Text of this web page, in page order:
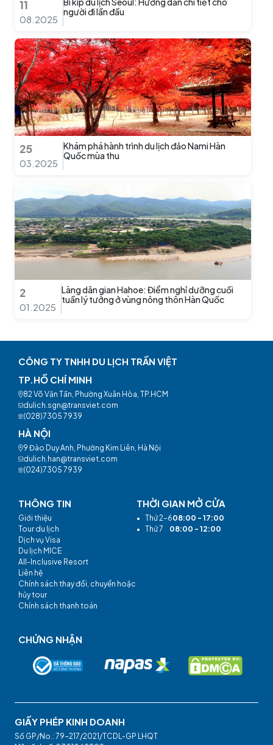
11
08.2025
người đi lần đầu
25
03.2025
Khám phá hành trình du lịch đảo Nami Hàn
Quốc mùa thu
2
01.2025
Làng dân gian Hahoe: Điểm nghỉ dưỡng cuối
tuần lý tưởng ở vùng nông thôn Hàn Quốc
CÔNG TY TNHH DU LỊCH TRẦN VIỆT
TP.HỒ CHÍ MINH
82 Võ Văn Tần, Phường Xuân Hòa, TP.HCM
dulich.sgn@transviet.com
(028)7305 7939
HÀ NỘI
9 Đào Duy Anh, Phường Kim Liên, Hà Nội
dulich.han@transviet.com
(024)7305 7939
THÔNG TIN
Giới thiệu
Tour du lịch
Dịch vụ Visa
Du lịch MICE
All-Inclusive Resort
Liên hệ
Chính sách thay đổi, chuyển hoặc
hủy tour
Chính sách thanh toán
THỜI GIAN MỞ CỬA
• Thứ 2-608:00 - 17:00
• Thứ 7 08:00 - 12:00
CHỨNG NHẬN
GIẤY PHÉP KINH DOANH
Số GP/No.: 79-217/2021/TCDL-GP LHQT